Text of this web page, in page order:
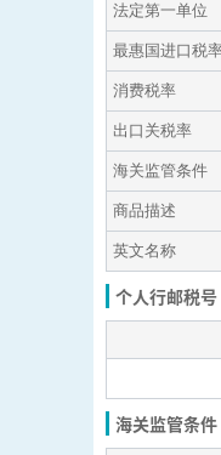
法定第一单位
最惠国进口税
消费税率
出口关税率
海关监管条件
商品描述
英文名称
个人行邮税
海关监管条